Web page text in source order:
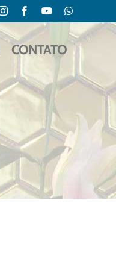
InstagramFacebookYouTubeWhatsApp
CONTATO